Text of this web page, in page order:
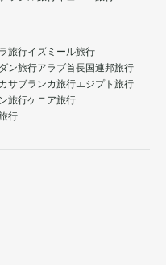
旅行イズミール旅行
ン旅行アラブ首長国連邦旅行
カサブランカ旅行エジプト旅行
旅行ケニア旅行
行